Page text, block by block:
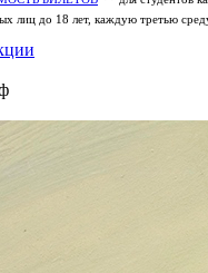
лиц до 18 лет, каждую третью